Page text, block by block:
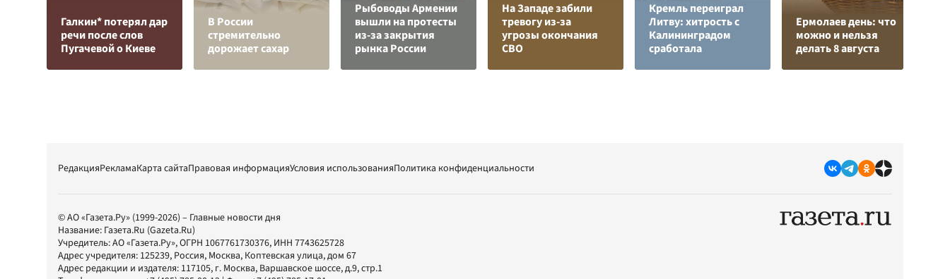
Галкин* потерял дар
речи после слов
Пугачевой о Киеве
В России
стремительно
дорожает сахар
Рыбоводы Армении
вышли на протесты
из-за закрытия
рынка России
На Западе забили
тревогу из-за
угрозы окончания
СВО
Кремль переиграл
Литву: хитрость с
Калининградом
сработала
Ермолаев день: что
можно и нельзя
делать 8 августа
РедакцияРекламаКарта сайтаПравовая информацияУсловия использованияПолитика конфиденциальности
© АО «Газета.Ру» (1999-2026) – Главные новости дня
Название: Газета.Ru (Gazeta.Ru)
Учредитель:АО «Газета.Ру», ОГРН 1067761730376, ИНН 7743625728
Адрес учредителя: 125239, Россия, Москва, Коптевская улица, дом 67
Адрес редакции и издателя: 117105, г. Москва, Варшавское шоссе, д.9, стр.1